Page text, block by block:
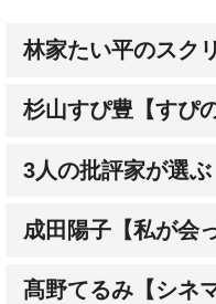
林家たい平のスク
杉山すぴ豊【すぴ
3人の批評家が選ぶ
成田陽子【私が会
髙野てるみ【シネ